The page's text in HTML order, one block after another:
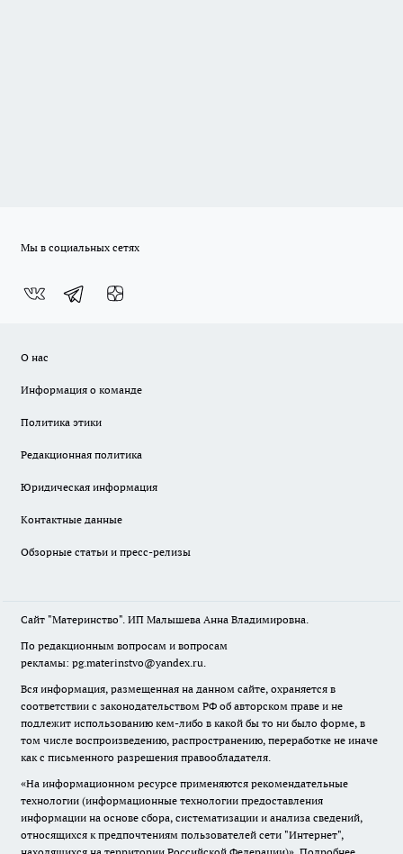
Мы в социальных сетях
О нас
Информация о команде
Политика этики
Редакционная политика
Юридическая информация
Контактные данные
Обзорные статьи и пресс-релизы
Сайт "Материнство". ИП Малышева Анна Владимировна.
По редакционным вопросам и вопросам
рекламы: pg.materinstvo@yandex.ru.
Вся информация, размещенная на данном сайте, охраняется в
соответствии с законодательством РФ об авторском праве и не
подлежит использованию кем-либо в какой бы то ни было форме, в
том числе воспроизведению, распространению, переработке не иначе
как с письменного разрешения правообладателя.
«На информационном ресурсе применяются рекомендательные
технологии (информационные технологии предоставления
информации на основе сбора, систематизации и анализа сведений,
относящихся к предпочтениям пользователей сети "Интернет",